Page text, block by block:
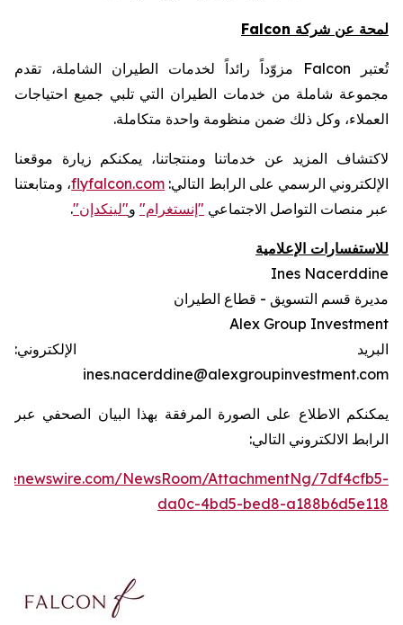
لمحة عن شركة Falcon
تُعتبر Falcon مزوّداً رائداً لخدمات الطيران الشاملة، تقدم
مجموعة شاملة من خدمات الطيران التي تلبي جميع احتياجات
العملاء، وكل ذلك ضمن منظومة واحدة متكاملة.
لاكتشاف المزيد عن خدماتنا ومنتجاتنا، يمكنكم زيارة موقعنا
الإلكتروني الرسمي على الرابط التالي: flyfalcon.com، ومتابعتنا
عبر منصات التواصل الاجتماعي "إنستغرام" و"لينكدإن".
للاستفسارات الإعلامية
Ines Nacerddine
مديرة قسم التسويق - قطاع الطيران
Alex Group Investment
البريد الإلكتروني:
ines.nacerddine@alexgroupinvestment.com
يمكنكم الاطلاع على الصورة المرفقة بهذا البيان الصحفي عبر
الرابط الالكتروني التالي:
NewsRoom/AttachmentNg/7df4cfb5-
da0c-4bd5-bed8-a188b6d5e118